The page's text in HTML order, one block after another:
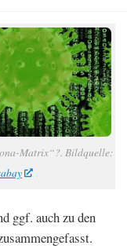
Matrix“?. Bildquelle:
ggf. auch zu den